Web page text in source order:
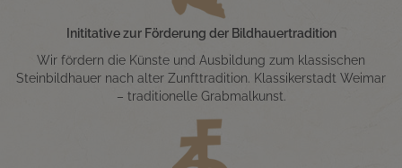
Inititative zur Förderung der Bildhauertradition
Wir fördern die Künste und Ausbildung zum klassischen
Steinbildhauer nach alter Zunfttradition. Klassikerstadt Weimar
– traditionelle Grabmalkunst.